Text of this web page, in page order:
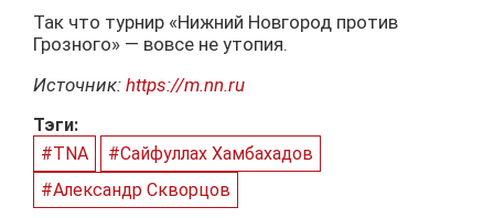
Так что турнир «Нижний Новгород против
Грозного» — вовсе не утопия.
Источник: https://m.nn.ru
Тэги:
#TNA
#Сайфуллах Хамбахадов
#Александр Скворцов